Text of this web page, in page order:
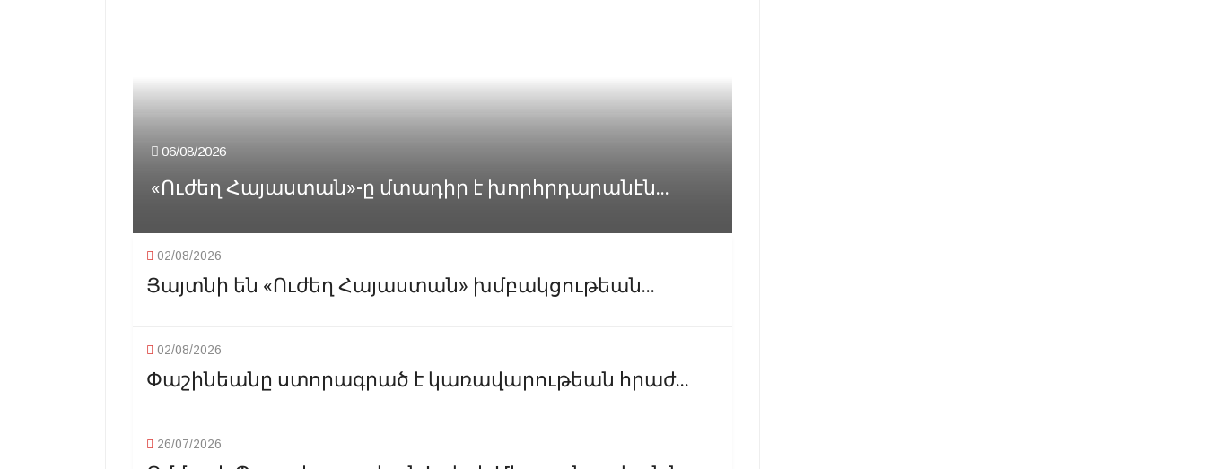
06/08/2026
«Ուժեղ Հայաստան»-ը մտադիր է խորհրդարանէն...
02/08/2026
Յայտնի են «Ուժեղ Հայաստան» խմբակցութեան...
02/08/2026
Փաշինեանը ստորագրած է կառավարութեան հրաժ...
26/07/2026